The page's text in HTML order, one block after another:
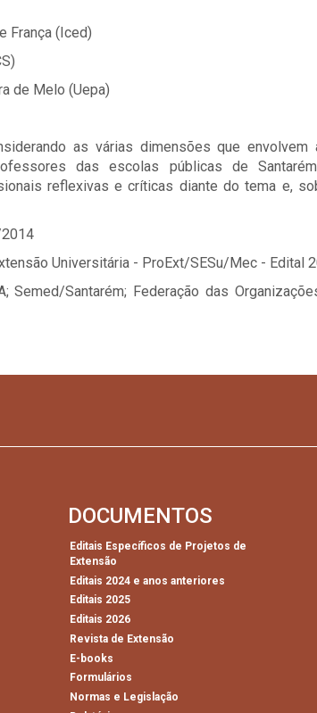
França (Iced)
de Melo (Uepa)
as várias dimensões que envolvem
das escolas públicas de
reflexivas e críticas diante do tema e,
Universitária - ProExt/SESu/Mec - Edital
Semed/Santarém; Federação das
DOCUMENTOS
Editais Específicos de Projetos de
Extensão
Editais 2024 e anos anteriores
Editais 2025
Editais 2026
Revista de Extensão
E-books
Formulários
Normas e Legislação